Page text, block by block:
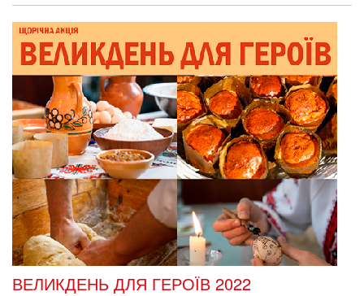
ВЕЛИКДЕНЬ ДЛЯ ГЕРОЇВ 2022